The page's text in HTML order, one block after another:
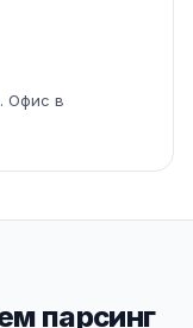
Офис в
парсинг